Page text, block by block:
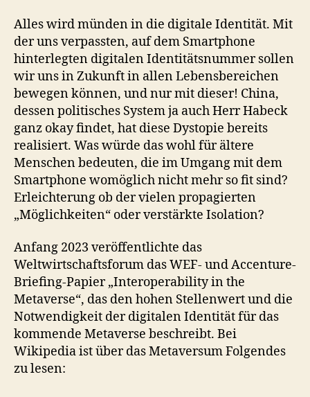
Alles wird münden in die digitale Identität. Mit
der uns verpassten, auf dem Smartphone
hinterlegten digitalen Identitätsnummer sollen
wir uns in Zukunft in allen Lebensbereichen
bewegen können, und nur mit dieser! China,
dessen politisches System ja auch Herr Habeck
ganz okay findet, hat diese Dystopie bereits
realisiert. Was würde das wohl für ältere
Menschen bedeuten, die im Umgang mit dem
Smartphone womöglich nicht mehr so fit sind?
Erleichterung ob der vielen propagierten
„Möglichkeiten“ oder verstärkte Isolation?
Anfang 2023 veröffentlichte das
Weltwirtschaftsforum das WEF- und Accenture-
Briefing-Papier „Interoperability in the
Metaverse“, das den hohen Stellenwert und die
Notwendigkeit der digitalen Identität für das
kommende Metaverse beschreibt. Bei
Wikipedia ist über das Metaversum Folgendes
zu lesen: